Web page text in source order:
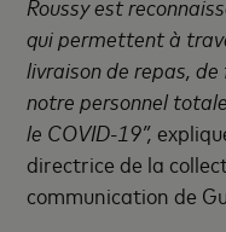
Roussy est
qui permettent à
livraison de repas,
notre personnel
le COVID-19”,
directrice de la
communication de